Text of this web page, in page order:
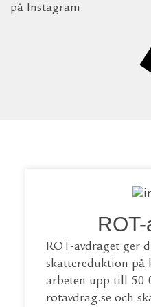
på Instagram.
ROT-avdraget ger
skattereduktion på
arbeten upp till 50
rotavdrag.se och